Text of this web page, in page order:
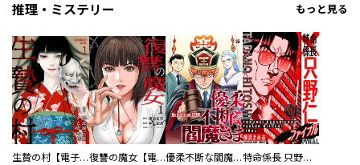
推理・ミステリー もっと見る
生贄の村【電子単行本版】 復讐の魔女【電子単行本版】 優柔不断な閻魔さま 特命係長 只野仁ファイナル 愛蔵版